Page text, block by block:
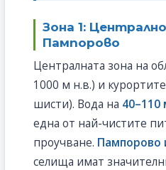
Зона 1:
Пампорово
Централната зона на
1000 м н.в.) и
шисти). Вода на 40–110
една от най-чистите
проучване. Пампорово
селища имат